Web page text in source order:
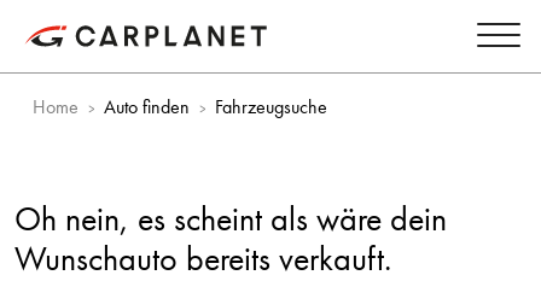
Home Auto finden Fahrzeugsuche
Oh nein, es scheint als wäre dein
Wunschauto bereits verkauft.